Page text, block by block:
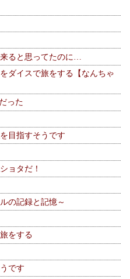
ると思ってたのに…
ダイスで旅をする【なんちゃ
った
目指すそうです
ョタだ！
の記録と記憶～
をする
です